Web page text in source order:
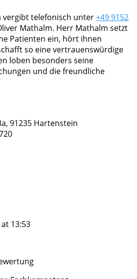
vergibt telefonisch unter+49 9152
Mathalm. Herr Mathalm setzt
Patienten ein, hört ihnen
so eine vertrauenswürdige
loben besonders seine
und die freundliche
91235 Hartenstein
13:53